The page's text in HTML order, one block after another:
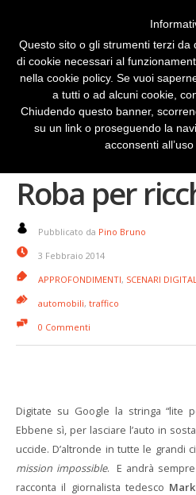
Parcheggiare
Roba per
Pubblicato da Pino Bruno
3 Febbraio 2014
APPROFONDIMENTI, SCENARI
automobili, traffico
0 Commenti
Digitate su Google la stringa “lite
Ebbene sì, per lasciare l’auto in
uccide. D’altronde in tutte le grandi
mission impossible. E andrà
racconta il giornalista tedesco
Questo sito o gli strumenti terzi da
di cookie necessari al
nella cookie policy. Se vuoi
a tutti o ad alcuni cookie,
Chiudendo questo banner,
su un link o proseguendo la
acconsenti